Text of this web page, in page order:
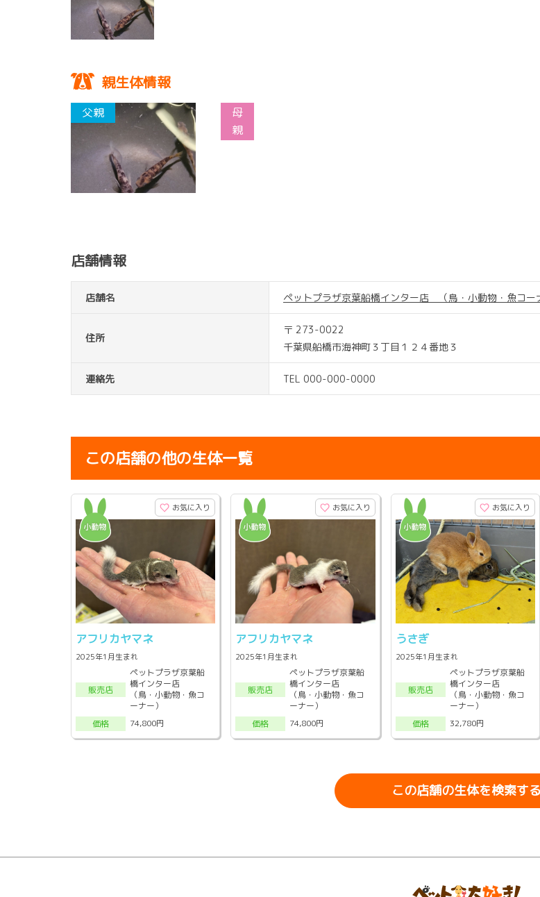
親生体情報
店舗情報
店舗名 ペットプラザ京葉船橋インター店 （鳥・小動物・魚コー
住所
〒 273-0022
千葉県船橋市海神町３丁目１２４番地３
連絡先 TEL 000-000-0000
この店舗の他の生体一覧
お気に入り
アフリカヤマネ
2025年1月生まれ
販売店
ペットプラザ京葉船
橋インター店
（鳥・小動物・魚コ
ーナー）
価格
74,800円
お気に入り
アフリカヤマネ
2025年1月生まれ
販売店
ペットプラザ京葉船
橋インター店
（鳥・小動物・魚コ
ーナー）
価格
74,800円
お気に入り
うさぎ
2025年1月生まれ
販売店
ペットプラザ京葉船
橋インター店
（鳥・小動物・魚コ
ーナー）
価格
32,780円
この店舗の生体を検索する